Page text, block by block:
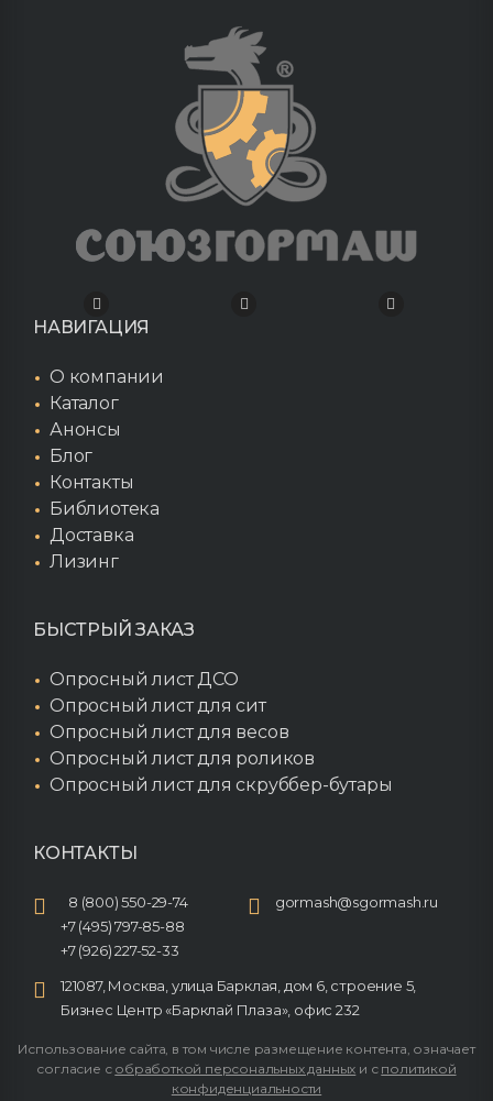
НАВИГАЦИЯ
О компании
Каталог
Анонсы
Блог
Контакты
Библиотека
Доставка
Лизинг
БЫСТРЫЙ ЗАКАЗ
Опросный лист ДСО
Опросный лист для сит
Опросный лист для весов
Опросный лист для роликов
Опросный лист для скруббер-бутары
КОНТАКТЫ
8 (800) 550-29-74
+7 (495) 797-85-88
+7 (926) 227-52-33
gormash@sgormash.ru
121087, Москва, улица Барклая, дом 6, строение 5,
Бизнес Центр «Барклай Плаза», офис 232
Использование сайта, в том числе размещение контента, означает
согласие с обработкой персональных данных и с политикой
конфиденциальности